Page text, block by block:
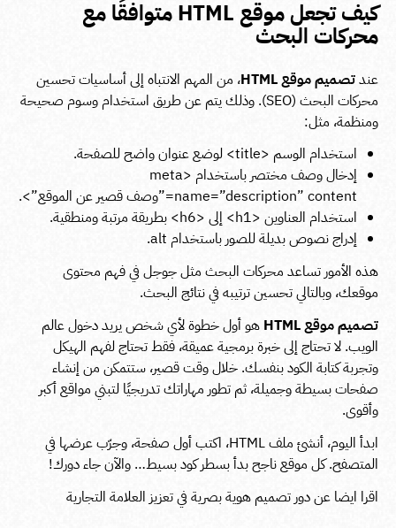
كيف تجعل موقع HTML متوافقًا مع
محركات البحث
عندتصميم موقع HTML
، من المهم الانتباه إلى أساسيات تحسين
محركات البحث (SEO). وذلك يتم عن طريق استخدام وسوم صحيحة
ومنظمة، مثل:
استخدام الوسم <title>
لوضع عنوان واضح للصفحة.
إدخال وصف مختصر باستخدام
<meta
name=”description” content=”وصف قصير عن الموقع”>
.
استخدام العناوين <h1> إلى <h6>
بطريقة مرتبة ومنطقية.
إدراج نصوص بديلة للصور باستخدام alt
.
هذه الأمور تساعد محركات البحث مثل جوجل في فهم محتوى
موقعك، وبالتالي تحسين ترتيبه في نتائج البحث.
تصميم موقع HTML
هو أول خطوة لأي شخص يريد دخول عالم
الويب. لا تحتاج إلى خبرة برمجية عميقة، فقط تحتاج لفهم الهيكل
وتجربة كتابة الكود بنفسك. خلال وقت قصير، ستتمكن من إنشاء
صفحات بسيطة وجميلة، ثم تطور مهاراتك تدريجيًا لتبني مواقع أكبر
وأقوى.
ابدأ اليوم، أنشئ ملف HTML، اكتب أول صفحة، وجرّب عرضها في
المتصفح. كل موقع ناجح بدأ بسطر كود بسيط… والآن جاء دورك!
اقرا ايضا عندور تصميم هوية بصرية في تعزيز العلامة التجارية